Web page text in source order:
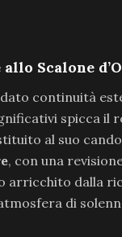
allo Scalone
continuità
spicca il
al suo
, con una
arricchito dalla
di